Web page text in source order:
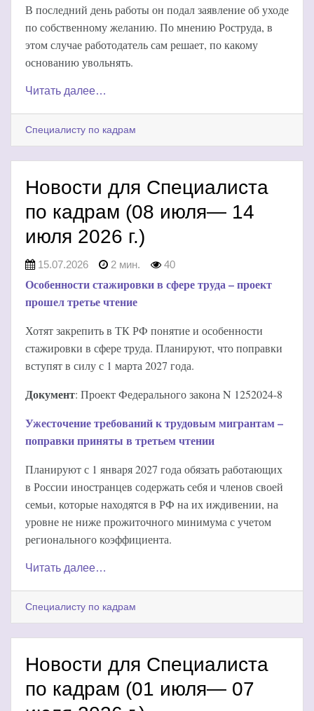
В последний день работы он подал заявление об уходе
по собственному желанию. По мнению Роструда, в
этом случае работодатель сам решает, по какому
основанию увольнять.
Читать далее…
Специалисту по кадрам
Новости для Специалиста
по кадрам (08 июля— 14
июля 2026 г.)
15.07.2026 2 мин. 40
Особенности стажировки в сфере труда – проект
прошел третье чтение
Хотят закрепить в ТК РФ понятие и особенности
стажировки в сфере труда. Планируют, что поправки
вступят в силу с 1 марта 2027 года.
Документ: Проект Федерального закона N 1252024-8
Ужесточение требований к трудовым мигрантам –
поправки приняты в третьем чтении
Планируют с 1 января 2027 года обязать работающих
в России иностранцев содержать себя и членов своей
семьи, которые находятся в РФ на их иждивении, на
уровне не ниже прожиточного минимума с учетом
регионального коэффициента.
Читать далее…
Специалисту по кадрам
Новости для Специалиста
по кадрам (01 июля— 07